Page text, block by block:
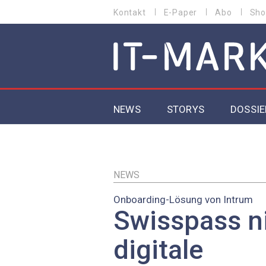
zum
MENU
Kontakt E-Paper Abo
MAIN NAVIGATION
NEWS STORYS
EU-
NEWS
Onboarding-Lösung von Intrum
Swisspass
digitale